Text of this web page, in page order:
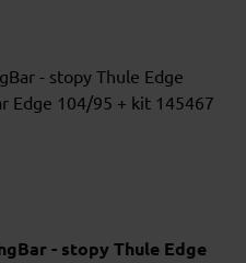
- stopy Thule Edge